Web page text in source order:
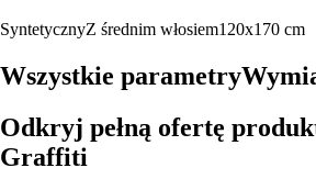
SyntetycznyZ średnim włosiem120x170 cm
Wszystkie parametry
Odkryj pełną ofertę
Graffiti